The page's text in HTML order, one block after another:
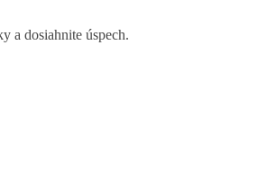
a dosiahnite úspech.